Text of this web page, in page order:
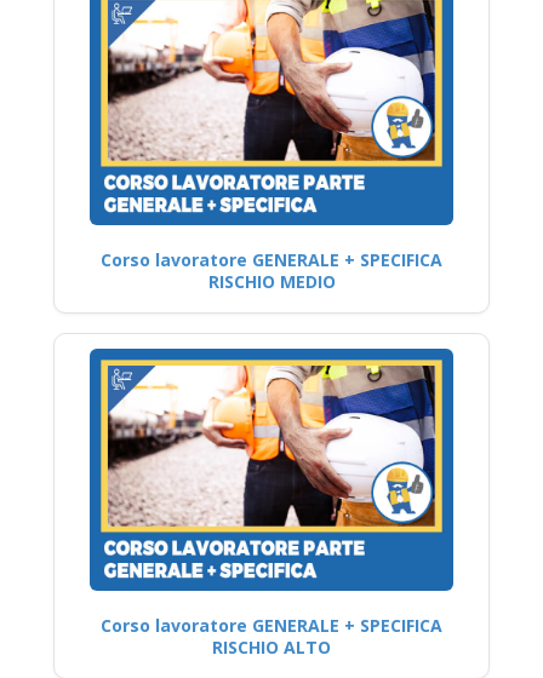
Corso lavoratore GENERALE + SPECIFICA
RISCHIO MEDIO
Corso lavoratore GENERALE + SPECIFICA
RISCHIO ALTO